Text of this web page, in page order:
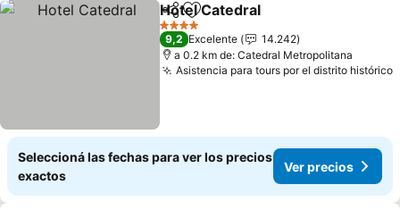
CompartirAñadir a favoritos
Hotel Catedral
4 Estrellas
9,2 Excelente
14.242
a 0.2 km de: Catedral Metropolitana
Asistencia para tours por el distrito histórico
Seleccioná las fechas para ver los precios
exactos
Ver precios